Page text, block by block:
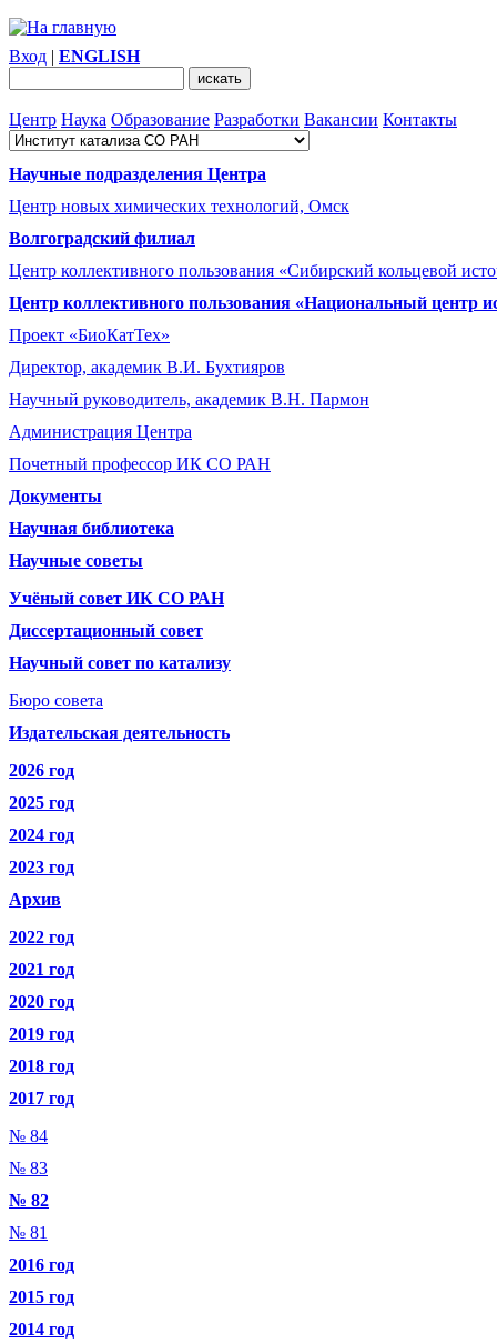
Вход | ENGLISH
Центр Наука Образование Разработки Вакансии Контакты
Научные подразделения Центра
Центр новых химических технологий, Омск
Волгоградский филиал
Центр коллективного пользования «Сибирский кольцевой
Центр коллективного пользования «Национальный центр
Проект «БиоКатТех»
Директор, академик В.И. Бухтияров
Научный руководитель, академик В.Н. Пармон
Администрация Центра
Почетный профессор ИК СО РАН
Документы
Научная библиотека
Научные советы
Учёный совет ИК СО РАН
Диссертационный совет
Научный совет по катализу
Бюро совета
Издательская деятельность
2026 год
2025 год
2024 год
2023 год
Архив
2022 год
2021 год
2020 год
2019 год
2018 год
2017 год
№ 84
№ 83
№ 82
№ 81
2016 год
2015 год
2014 год